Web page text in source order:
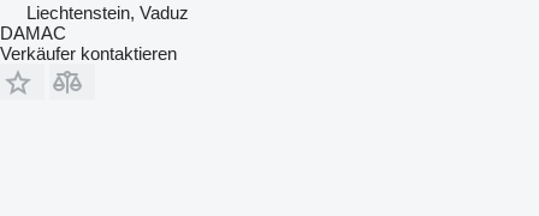
Liechtenstein, Vaduz
DAMAC
Verkäufer kontaktieren